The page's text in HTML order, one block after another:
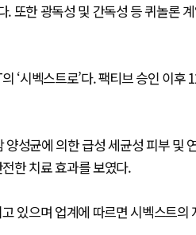
또한 광독성 및 간독성 등 퀴놀론
‘시벡스트로’다. 팩티브 승인 이후
성균에 의한 급성 세균성 피부 및
한 치료 효과를 보였다.
있으며 업계에 따르면 시벡스트의